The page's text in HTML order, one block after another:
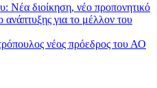
Νέα διοίκηση, νέο προπονητικό
ανάπτυξης για το μέλλον του
νέος πρόεδρος του ΑΟ